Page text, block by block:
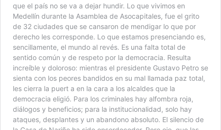
que el país no se va a dejar hundir. Lo que vivimos en
Medellín durante la Asamblea de Asocapitales, fue el grito
de 32 ciudades que se cansaron de mendigar lo que por
derecho les corresponde. Lo que estamos presenciando es,
sencillamente, el mundo al revés. Es una falta total de
sentido común y de respeto por la democracia. Resulta
increíble y doloroso: mientras el presidente Gustavo Petro se
sienta con los peores bandidos en su mal llamada paz total,
les cierra la puert a en la cara a los alcaldes que la
democracia eligió. Para los criminales hay alfombra roja,
diálogos y beneficios; para la institucionalidad, solo hay
ataques, desplantes y un abandono absoluto. El silencio de